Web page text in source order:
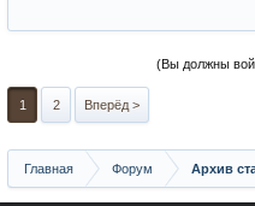
(Вы должны
1 2 Вперёд >
Главная Форум Архив